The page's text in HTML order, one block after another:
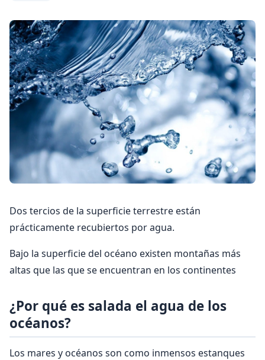
Dos tercios de la superficie terrestre están
prácticamente recubiertos por agua.
Bajo la superficie del océano existen montañas más
altas que las que se encuentran en los continentes
¿Por qué es salada el agua de los
océanos?
Los mares y océanos son como inmensos estanques